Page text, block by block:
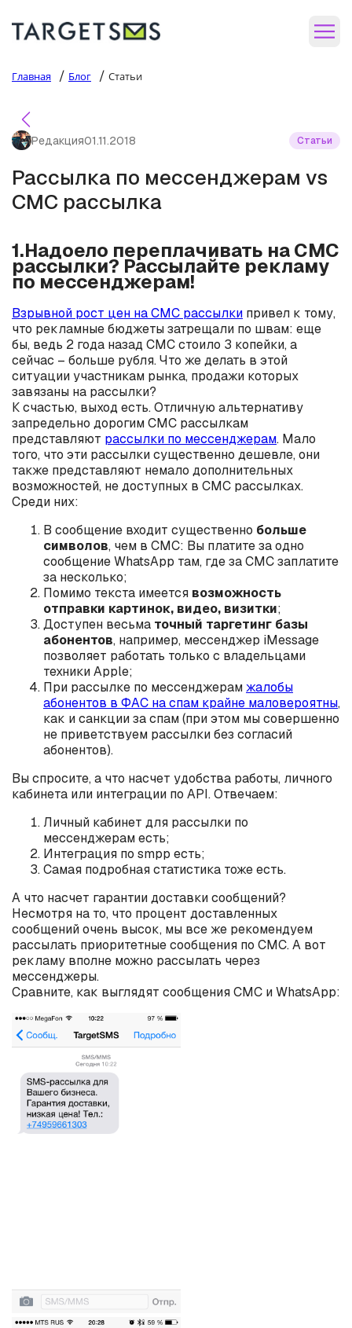
Главная / Блог / Статьи
Редакция01.11.2018 Статьи
Рассылка по мессенджерам vs
СМС рассылка
1.Надоело переплачивать на СМС
рассылки? Рассылайте рекламу
по мессенджерам!
Взрывной рост цен на СМС рассылки привел к тому,
что рекламные бюджеты затрещали по швам: еще
бы, ведь 2 года назад СМС стоило 3 копейки, а
сейчас – больше рубля. Что же делать в этой
ситуации участникам рынка, продажи которых
завязаны на рассылки?
К счастью, выход есть. Отличную альтернативу
запредельно дорогим СМС рассылкам
представляют рассылки по мессенджерам. Мало
того, что эти рассылки существенно дешевле, они
также представляют немало дополнительных
возможностей, не доступных в СМС рассылках.
Среди них:
В сообщение входит существенно больше
символов, чем в СМС: Вы платите за одно
сообщение WhatsApp там, где за СМС заплатите
за несколько;
Помимо текста имеется возможность
отправки картинок, видео, визитки;
Доступен весьма точный таргетинг базы
абонентов, например, мессенджер iMessage
позволяет работать только с владельцами
техники Apple;
При рассылке по мессенджерамжалобы
абонентов в ФАС на спам крайне маловероятны,
как и санкции за спам (при этом мы совершенно
не приветствуем рассылки без согласий
абонентов).
Вы спросите, а что насчет удобства работы, личного
кабинета или интеграции по API. Отвечаем:
Личный кабинет для рассылки по
мессенджерам есть;
Интеграция по smpp есть;
Самая подробная статистика тоже есть.
А что насчет гарантии доставки сообщений?
Несмотря на то, что процент доставленных
сообщений очень высок, мы все же рекомендуем
рассылать приоритетные сообщения по СМС. А вот
рекламу вполне можно рассылать через
мессенджеры.
Сравните, как выглядят сообщения СМС и WhatsApp: